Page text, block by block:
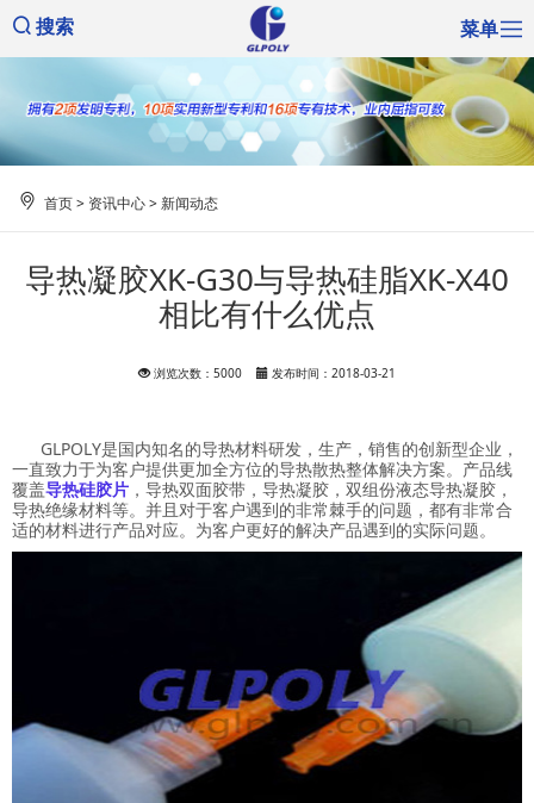
搜索 菜单
首页> 资讯中心>新闻动态
导热凝胶XK-G30与导热硅脂XK-X40
相比有什么优点
浏览次数：5000 发布时间：2018-03-21
GLPOLY是国内知名的导热材料研发，生产，销售的创新型企业，
一直致力于为客户提供更加全方位的导热散热整体解决方案。产品线
覆盖导热硅胶片 ，导热双面胶带，导热凝胶，双组份液态导热凝胶，
导热绝缘材料等。并且对于客户遇到的非常棘手的问题，都有非常合
适的材料进行产品对应。为客户更好的解决产品遇到的实际问题。